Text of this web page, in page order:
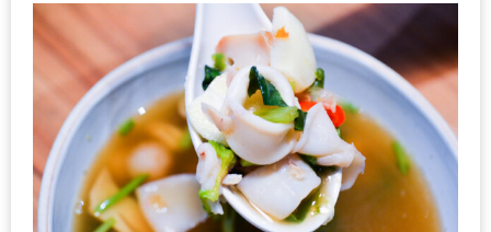
ส่วน
ตัว
นโยบาย
ความ
เป็น
ส่วน